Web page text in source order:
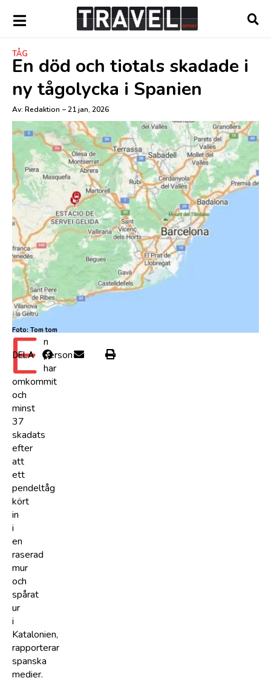
TÅG
En död och tiotals skadade i
ny tågolycka i Spanien
Av: Redaktion –21 jan, 2026
Foto: Tom tom
E n
person
har
omkommit
och
minst
37
skadats
efter
att
ett
pendeltåg
kört
in
i
en
raserad
mur
och
spårat
ur
i
Katalonien,
rapporterar
spanska
medier.
DELA